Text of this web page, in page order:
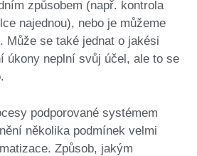
způsobem (např. kontrola
najednou), nebo je můžeme
Může se také jednat o jakési
úkony neplní svůj účel, ale to se
podporované systémem
několika podmínek velmi
Způsob, jakým